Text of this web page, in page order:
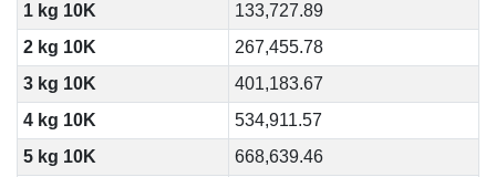
1 kg 10K
133,727.89
2 kg 10K
267,455.78
3 kg 10K
401,183.67
4 kg 10K
534,911.57
5 kg 10K
668,639.46